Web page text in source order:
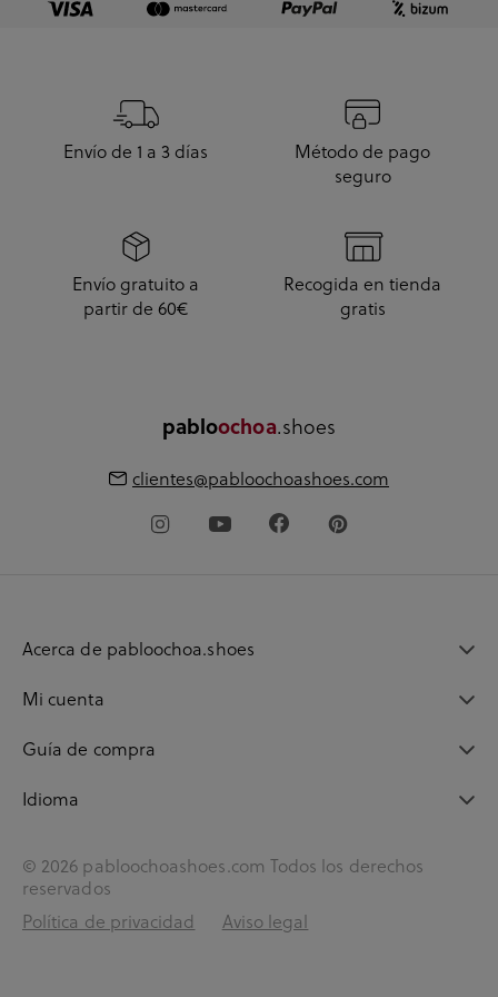
Envío de 1 a 3 días
Método de pago
seguro
Envío gratuito a
partir de 60€
Recogida en tienda
gratis
pabloochoa.shoes
clientes@pabloochoashoes.com
Acerca de pabloochoa.shoes
Mi cuenta
Guía de compra
Idioma
© 2026 pabloochoashoes.com Todos los derechos
reservados
Política de privacidad
Aviso legal